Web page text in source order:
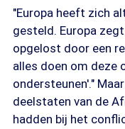
"Europa heeft zich
gesteld. Europa
opgelost door een
alles doen om deze
ondersteunen'."
deelstaten van de
hadden bij het